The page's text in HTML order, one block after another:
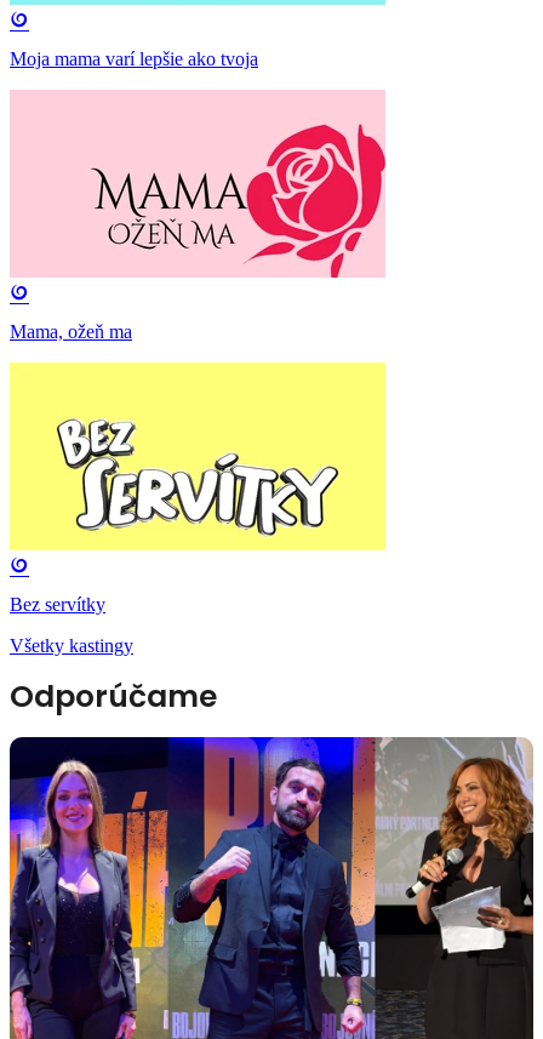
Moja mama varí lepšie ako tvoja
Mama, ožeň ma
Bez servítky
Všetky kastingy
Odporúčame